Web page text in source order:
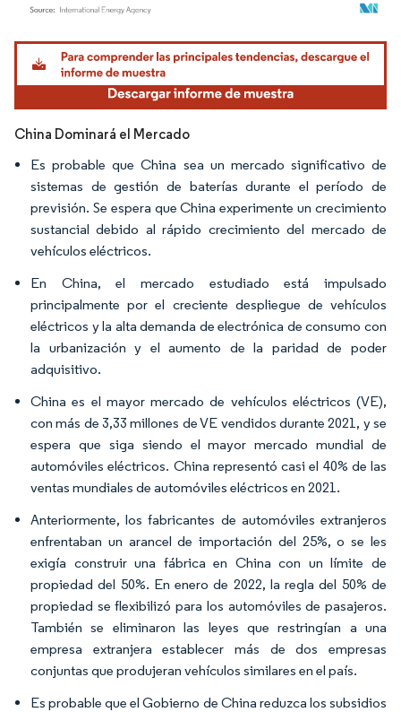
Imagen © Mordor Intelligence. El uso requiere atribución según CC BY 4.0.
China Dominará el Mercado
Es probable que China sea un mercado significativo de
sistemas de gestión de baterías durante el período de
previsión. Se espera que China experimente un crecimiento
sustancial debido al rápido crecimiento del mercado de
vehículos eléctricos.
En China, el mercado estudiado está impulsado
principalmente por el creciente despliegue de vehículos
eléctricos y la alta demanda de electrónica de consumo con
la urbanización y el aumento de la paridad de poder
adquisitivo.
China es el mayor mercado de vehículos eléctricos (VE),
con más de 3,33 millones de VE vendidos durante 2021, y se
espera que siga siendo el mayor mercado mundial de
automóviles eléctricos. China representó casi el 40% de las
ventas mundiales de automóviles eléctricos en 2021.
Anteriormente, los fabricantes de automóviles extranjeros
enfrentaban un arancel de importación del 25%, o se les
exigía construir una fábrica en China con un límite de
propiedad del 50%. En enero de 2022, la regla del 50% de
propiedad se flexibilizó para los automóviles de pasajeros.
También se eliminaron las leyes que restringían a una
empresa extranjera establecer más de dos empresas
conjuntas que produjeran vehículos similares en el país.
Es probable que el Gobierno de China reduzca los subsidios